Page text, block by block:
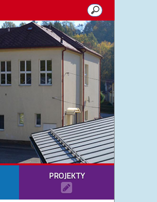
PROJEKTY